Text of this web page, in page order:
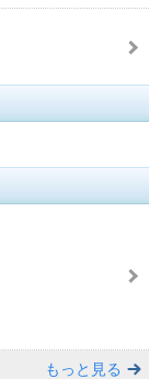
もっと見る